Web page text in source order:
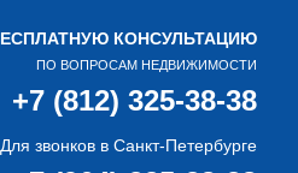
КОНСУЛЬТАЦИЮ
ПО ВОПРОСАМ НЕДВИЖИМОСТИ
+7 (812) 325-38-38
Для звонков в Санкт-Петербурге